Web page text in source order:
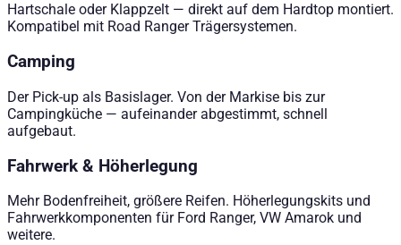
Hartschale oder Klappzelt — direkt auf dem Hardtop montiert.
Kompatibel mit Road Ranger Trägersystemen.
Camping
Der Pick-up als Basislager. Von der Markise bis zur
Campingküche — aufeinander abgestimmt, schnell
aufgebaut.
Fahrwerk & Höherlegung
Mehr Bodenfreiheit, größere Reifen. Höherlegungskits und
Fahrwerkkomponenten für Ford Ranger, VW Amarok und
weitere.